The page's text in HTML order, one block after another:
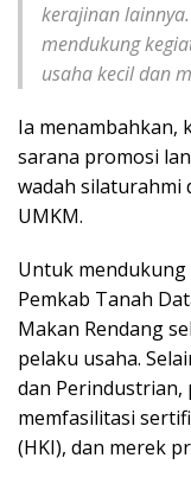
kerajinan
mendukung
usaha kecil dan
Ia menambahkan,
sarana promosi
wadah
UMKM.
Untuk
Pemkab Tanah
Makan Rendang
pelaku usaha.
dan Perindustrian,
memfasilitasi
(HKI), dan merek